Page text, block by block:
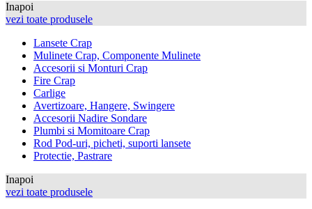
Inapoi
vezi toate produsele
Lansete Crap
Mulinete Crap, Componente Mulinete
Accesorii si Monturi Crap
Fire Crap
Carlige
Avertizoare, Hangere, Swingere
Accesorii Nadire Sondare
Plumbi si Momitoare Crap
Rod Pod-uri, picheti, suporti lansete
Protectie, Pastrare
Inapoi
vezi toate produsele